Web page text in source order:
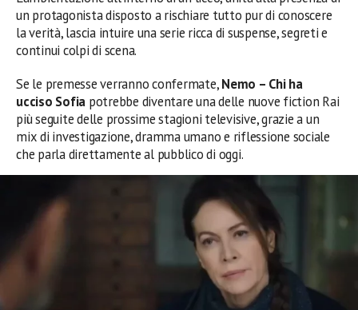
un protagonista disposto a rischiare tutto pur di conoscere
la verità, lascia intuire una serie ricca di suspense, segreti e
continui colpi di scena.
Se le premesse verranno confermate,Nemo – Chi ha
ucciso Sofia potrebbe diventare una delle nuove fiction Rai
più seguite delle prossime stagioni televisive, grazie a un
mix di investigazione, dramma umano e riflessione sociale
che parla direttamente al pubblico di oggi.